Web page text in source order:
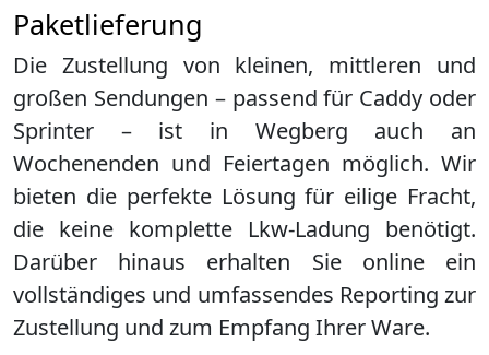
Paketlieferung
Die Zustellung von kleinen, mittleren und
großen Sendungen – passend für Caddy oder
Sprinter – ist in Wegberg auch an
Wochenenden und Feiertagen möglich. Wir
bieten die perfekte Lösung für eilige Fracht,
die keine komplette Lkw-Ladung benötigt.
Darüber hinaus erhalten Sie online ein
vollständiges und umfassendes Reporting zur
Zustellung und zum Empfang Ihrer Ware.